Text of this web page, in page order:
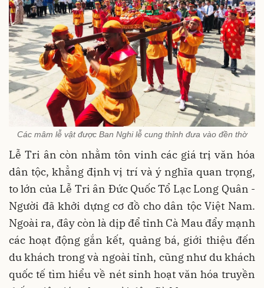
Các mâm lễ vật được Ban Nghi lễ cung thỉnh đưa vào đền thờ
Lễ Tri ân còn nhằm tôn vinh các giá trị văn hóa
dân tộc, khẳng định vị trí và ý nghĩa quan trọng,
to lớn của Lễ Tri ân Đức Quốc Tổ Lạc Long Quân -
Người đã khởi dựng cơ đồ cho dân tộc Việt Nam.
Ngoài ra, đây còn là dịp để tỉnh Cà Mau đẩy mạnh
các hoạt động gắn kết, quảng bá, giới thiệu đến
du khách trong và ngoài tỉnh, cũng như du khách
quốc tế tìm hiểu về nét sinh hoạt văn hóa truyền